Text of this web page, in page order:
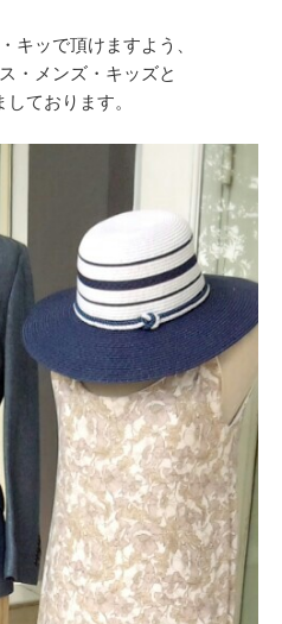
キッで頂けますよう、
・メンズ・キッズと
ております。